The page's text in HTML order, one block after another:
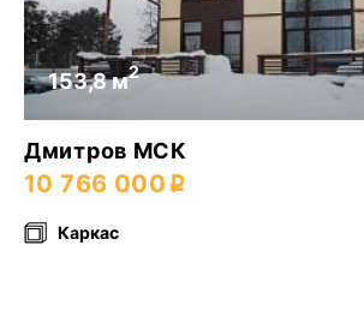
153,8 м2
Дмитров МСК
10 766 000
Каркас